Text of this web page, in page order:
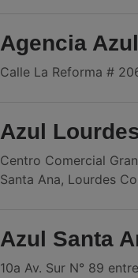
Agencia
Calle La Reforma #
Azul
Centro Comercial
Santa Ana, Lourdes
Azul Santa
10a Av. Sur N° 89